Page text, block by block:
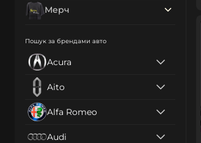
Мерч
Пошук за брендами авто
Acura
Aito
Alfa Romeo
Audi